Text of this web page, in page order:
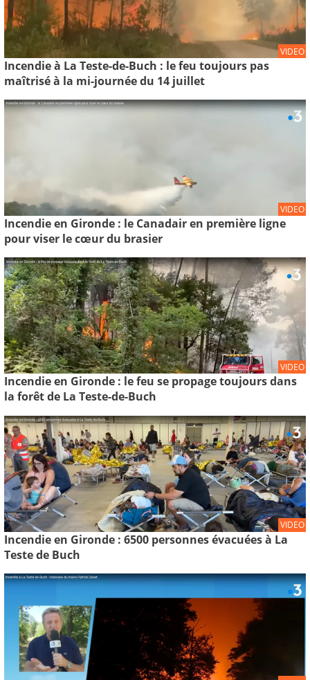
VIDEO
Incendie à La Teste-de-Buch : le feu toujours pas
maîtrisé à la mi-journée du 14 juillet
VIDEO
Incendie en Gironde : le Canadair en première ligne
pour viser le cœur du brasier
VIDEO
Incendie en Gironde : le feu se propage toujours dans
la forêt de La Teste-de-Buch
VIDEO
Incendie en Gironde : 6500 personnes évacuées à La
Teste de Buch